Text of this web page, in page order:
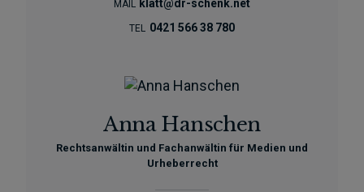
MAIL klatt@dr-schenk.net
TEL 0421 566 38 780
Anna Hanschen
Rechtsanwältin und Fachanwältin für Medien und
Urheberrecht